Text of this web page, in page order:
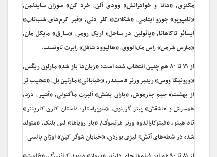
مکنزی، «هانا و خواهرانش» وودی آلن، خرد کن» سوزان سایدلمن،
«تامپوپو» جوزو ایتامی، «شکلات» کلر دنی، «قبر کرم‌های شب‌تاب»
ایسائو تاکاهاتا، «پائولین در ساحل» اریک رومر، «سارق» مایکل مان،
«مارس شرمن» راس مک‌الووی، «هالیوود شافل» رابرت تاونسند.
از ۷۱ تا ۸۰ هم چنین انتخاب شده است: «زبان‌ها باز شد» مارلون ریگس،
«ورونیکا ووس» رینیر ورنر فاسبندر، «خیابانی» مارتین بل، «عجیب تر
از بهشت» جیم جارموش، «باران بنفش» آلبرت ماگنولی، «آشپز، دزد،
همسرش و عاشقش» پیتر گرینوی، «سوپراستار: داستان کارن کارپنتر»
تاد هینز، «فیتزکارالدو» ورنر هرتسوگ/ «بار رویاها» لس بلنک، «متولد
شده در شعله‌های آتش» لیزی بوردن، «خیابان شوگر کین» اوژان پالسی